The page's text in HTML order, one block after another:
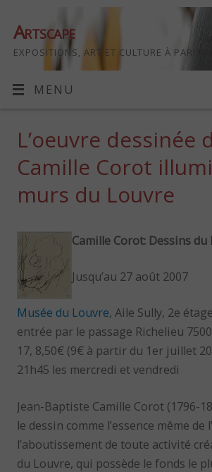
Artscape
EXPOSITIONS, ART ET CULTURE À PARIS
MENU
L’oeuvre dessinée
Camille Corot
murs du Louvre
Camille Corot: Dessins du
Jusqu’au 27 août 2007
Musée du Louvre, Aile Sully, 2e
entrée par le passage Richelieu
17, 8,50€ (9€ à partir du 1er juillet
21h45 les mercredi et vendredi
Jean-Baptiste Camille Corot (1796-
le dessin comme l’essence même de
l’aboutissement de toute activité
du Louvre, qui possède le fonds le